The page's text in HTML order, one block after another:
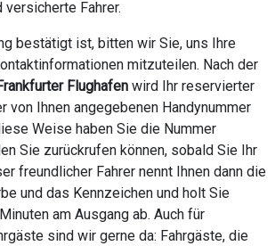
Fahrer.
bestätigt ist, bitten wir Sie, uns Ihre
mitzuteilen. Nach der
Flughafen wird Ihr reservierter
von Ihnen angegebenen Handynummer
Weise haben Sie die Nummer
Sie zurückrufen können, sobald Sie Ihr
freundlicher Fahrer nennt Ihnen dann die
und das Kennzeichen und holt Sie
am Ausgang ab. Auch für
sind wir gerne da: Fahrgäste, die